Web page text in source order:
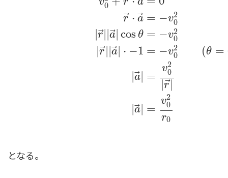
0
r ⃗⋅ a⃗
r⃗| |a⃗ cos θ
|r| a⃗| ⋅ −1
a⃗|
a⃗|
= −v2
0
= −v2
0
= −v2
0
(θ =
=
v2
0
|r⃗|
=
v2
0
r0
v→+r →⋅dv→d =0v→
となる。